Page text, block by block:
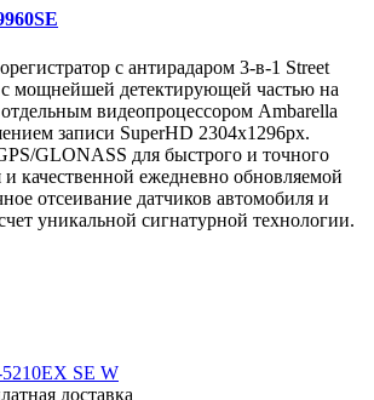
с антирадаром 3-в-1 Street
мощнейшей детектирующей частью на
видеопроцессором Ambarella
записи SuperHD 2304х1296px.
GLONASS для быстрого и точного
качественной ежедневно обновляемой
отсеивание датчиков автомобиля и
уникальной сигнатурной технологии.
доставка